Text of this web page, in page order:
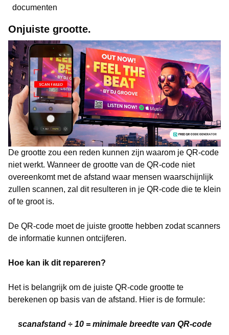
documenten
Onjuiste grootte.
De grootte zou een reden kunnen zijn waarom je QR-code
niet werkt. Wanneer de grootte van de QR-code niet
overeenkomt met de afstand waar mensen waarschijnlijk
zullen scannen, zal dit resulteren in je QR-code die te klein
of te groot is.
De QR-code moet de juiste grootte hebben zodat scanners
de informatie kunnen ontcijferen.
Hoe kan ik dit repareren?
Het is belangrijk om de juiste QR-code grootte te
berekenen op basis van de afstand. Hier is de formule:
scanafstand ÷ 10 = minimale breedte van QR-code